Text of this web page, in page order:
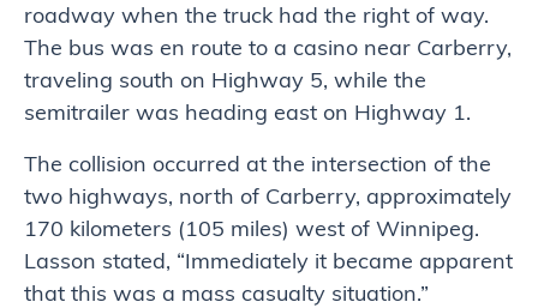
roadway when the truck had the right of way.
The bus was en route to a casino near Carberry,
traveling south on Highway 5, while the
semitrailer was heading east on Highway 1.
The collision occurred at the intersection of the
two highways, north of Carberry, approximately
170 kilometers (105 miles) west of Winnipeg.
Lasson stated, “Immediately it became apparent
that this was a mass casualty situation.”